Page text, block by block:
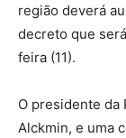
região deverá
decreto que
feira (11).
O presidente da
Alckmin, e uma